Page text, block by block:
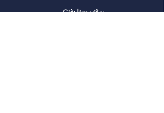
Giờ làm việc: